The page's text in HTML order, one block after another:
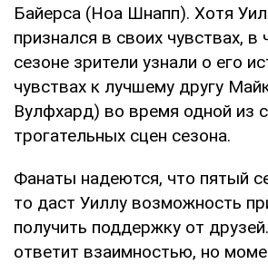
Байерса (Ноа Шнапп). Хотя
признался в своих чувствах, в
сезоне зрители узнали о его
чувствах к лучшему другу
Вулфхард) во время одной из
трогательных сцен сезона.
Фанаты надеются, что пятый
то даст Уиллу возможность
получить поддержку от
ответит взаимностью, но